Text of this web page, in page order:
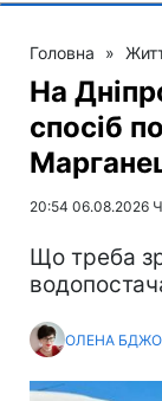
Головна »
На
спосіб
20:54 06.08.2026
Що треба
ОЛЕНА